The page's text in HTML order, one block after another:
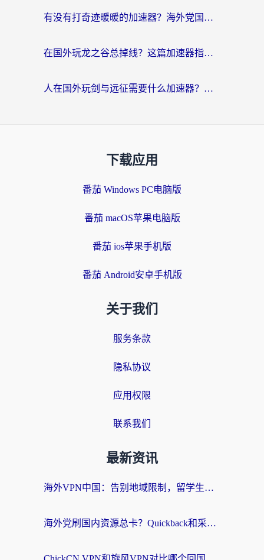
有没有打奇迹暖暖的加速器？海外党国服游戏畅玩不卡顿的秘密
在国外玩龙之谷总掉线？这篇加速器指南帮你告别延迟卡顿！
人在国外玩剑与远征需要什么加速器？老玩家亲测的避坑指南来了
下载应用
番茄 Windows PC电脑版
番茄 macOS苹果电脑版
番茄 ios苹果手机版
番茄 Android安卓手机版
关于我们
服务条款
隐私协议
应用权限
联系我们
最新资讯
海外VPN中国：告别地域限制，留学生与华人如何轻松刷国内剧、玩国服？
海外党刷国内资源总卡？Quickback和采集蜂好用吗？这篇指南帮你避坑